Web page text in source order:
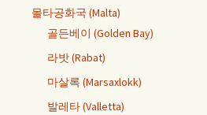
몰타공화국 (Malta)
골든베이 (Golden Bay)
라밧 (Rabat)
마살록 (Marsaxlokk)
발레타 (Valletta)